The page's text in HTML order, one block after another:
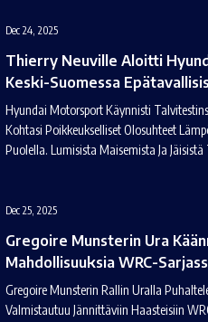
Dec 24, 2025
Thierry Neuville Aloitti
Keski-Suomessa
Hyundai Motorsport Käynnisti
Kohtasi Poikkeukselliset Olosuhteet
Puolella. Lumisista Maisemista Ja
Dec 25, 2025
Gregoire Munsterin Ura
Mahdollisuuksia WRC-
Gregoire Munsterin Rallin Uralla
Valmistautuu Jännittäviin Haasteisiin